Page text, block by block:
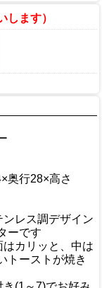
します）
奥行28×高さ
レス調デザイン
ーです
カリッと、中は
トーストが焼き